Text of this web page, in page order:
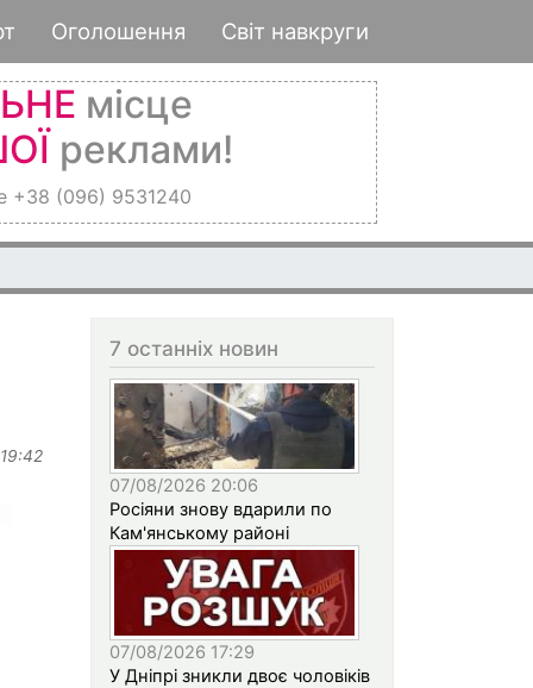
Оголошення Світ навкруги
місце
реклами!
+38 (096) 9531240
7 останніх новин
07/08/2026 20:06
Росіяни знову вдарили по
Кам'янському районі
07/08/2026 17:29
У Дніпрі зникли двоє чоловіків